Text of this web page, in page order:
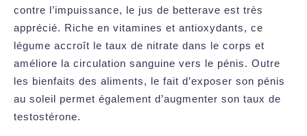
contre l’impuissance, le jus de betterave est très
apprécié. Riche en vitamines et antioxydants, ce
légume accroît le taux de nitrate dans le corps et
améliore la circulation sanguine vers le pénis. Outre
les bienfaits des aliments, le fait d’exposer son pénis
au soleil permet également d’augmenter son taux de
testostérone.